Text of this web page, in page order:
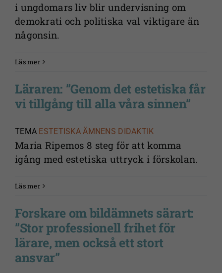
i ungdomars liv blir undervisning om
demokrati och politiska val viktigare än
någonsin.
Läs mer
Läraren: ”Genom det estetiska får
vi tillgång till alla våra sinnen”
TEMA ESTETISKA ÄMNENS DIDAKTIK
Maria Ripemos 8 steg för att komma
igång med estetiska uttryck i förskolan.
Läs mer
Forskare om bildämnets särart:
”Stor professionell frihet för
lärare, men också ett stort
ansvar”